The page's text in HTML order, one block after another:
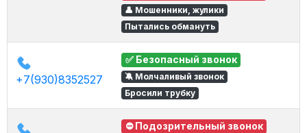
👤 Мошенники, жулики
Пытались обмануть
+7(930)8352527
✅ Безопасный звонок
🔕 Молчаливый звонок
Бросили трубку
⛔ Подозрительный звонок